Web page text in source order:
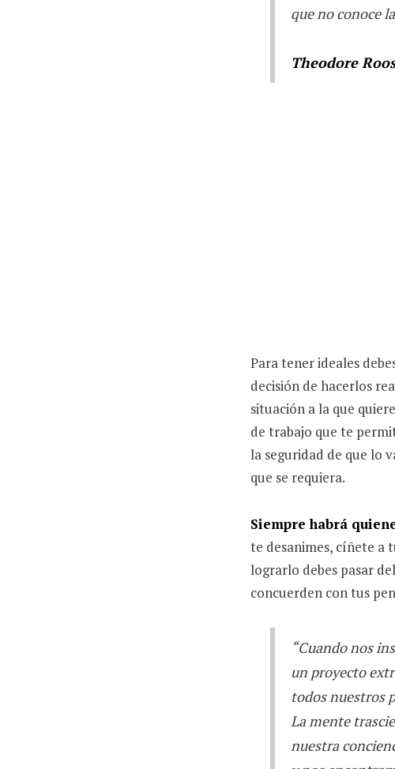
que no conoce
Theodore
Para tener ideales
decisión de hacerlos
situación a la que
de trabajo que te
la seguridad de que lo
que se requiera.
Siempre habrá
te desanimes, cíñete a
lograrlo debes pasar
concuerden con tus
“Cuando nos
un proyecto
todos nuestros
La mente
nuestra